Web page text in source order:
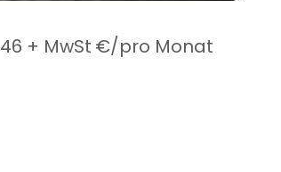
46 + MwSt €/pro Monat